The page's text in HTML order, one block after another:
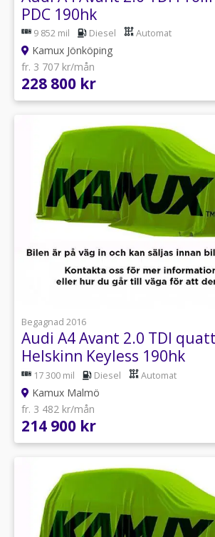
PDC 190hk
9 852 mil Diesel Automat
Kamux Jönköping
fr. 3 707 kr/mån
228 800 kr
Begagnad 2016
Audi A4 Avant 2.0 TDI
Helskinn Keyless 190hk
17 300 mil Diesel Automat
Kamux Malmö
fr. 3 482 kr/mån
214 900 kr